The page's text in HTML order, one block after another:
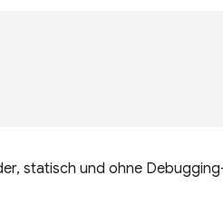
statisch und ohne